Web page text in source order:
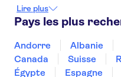
Le zoo Artis
Croisière sur les canaux
Mauritshuis
Musée de la maison de
Le musée maritime
Lire plus
Pays les plus
Andorre Albanie
Canada
Suisse
Égypte
Espagne